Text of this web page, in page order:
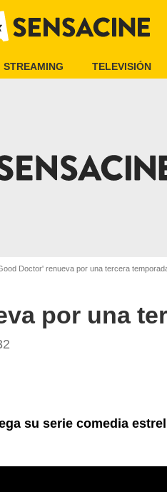
STREAMING TELEVISIÓN
Doctor' renueva por una tercera
por una
esta noticia
su serie comedia